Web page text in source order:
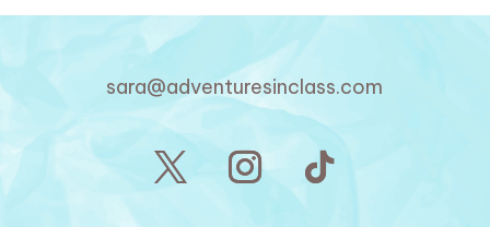
sara@adventuresinclass.com